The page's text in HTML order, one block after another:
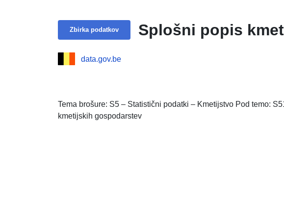
Zbirka podatkov Splošni popis
data.gov.be
Tema brošure: S5 – Statistični podatki – Kmetijstvo Pod temo:
kmetijskih gospodarstev